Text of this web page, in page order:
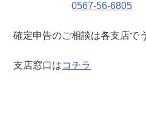
0567-56-6805
確定申告のご相談は各支店で
支店窓口はコチラ